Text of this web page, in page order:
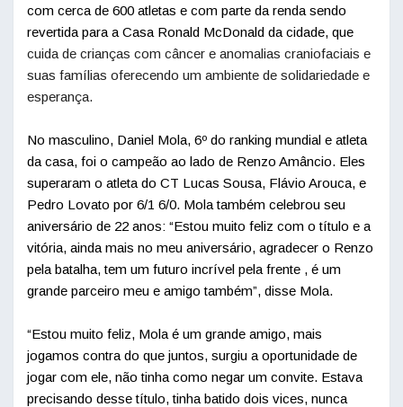
com cerca de 600 atletas e com parte da renda sendo
revertida para a Casa Ronald McDonald da cidade, que
cuida de crianças com câncer e anomalias craniofaciais e
suas famílias oferecendo um ambiente de solidariedade e
esperança.
No masculino, Daniel Mola, 6º do ranking mundial e atleta
da casa, foi o campeão ao lado de Renzo Amâncio. Eles
superaram o atleta do CT Lucas Sousa, Flávio Arouca, e
Pedro Lovato por 6/1 6/0. Mola também celebrou seu
aniversário de 22 anos: “Estou muito feliz com o título e a
vitória, ainda mais no meu aniversário, agradecer o Renzo
pela batalha, tem um futuro incrível pela frente , é um
grande parceiro meu e amigo também”, disse Mola.
“Estou muito feliz, Mola é um grande amigo, mais
jogamos contra do que juntos, surgiu a oportunidade de
jogar com ele, não tinha como negar um convite. Estava
precisando desse título, tinha batido dois vices, nunca